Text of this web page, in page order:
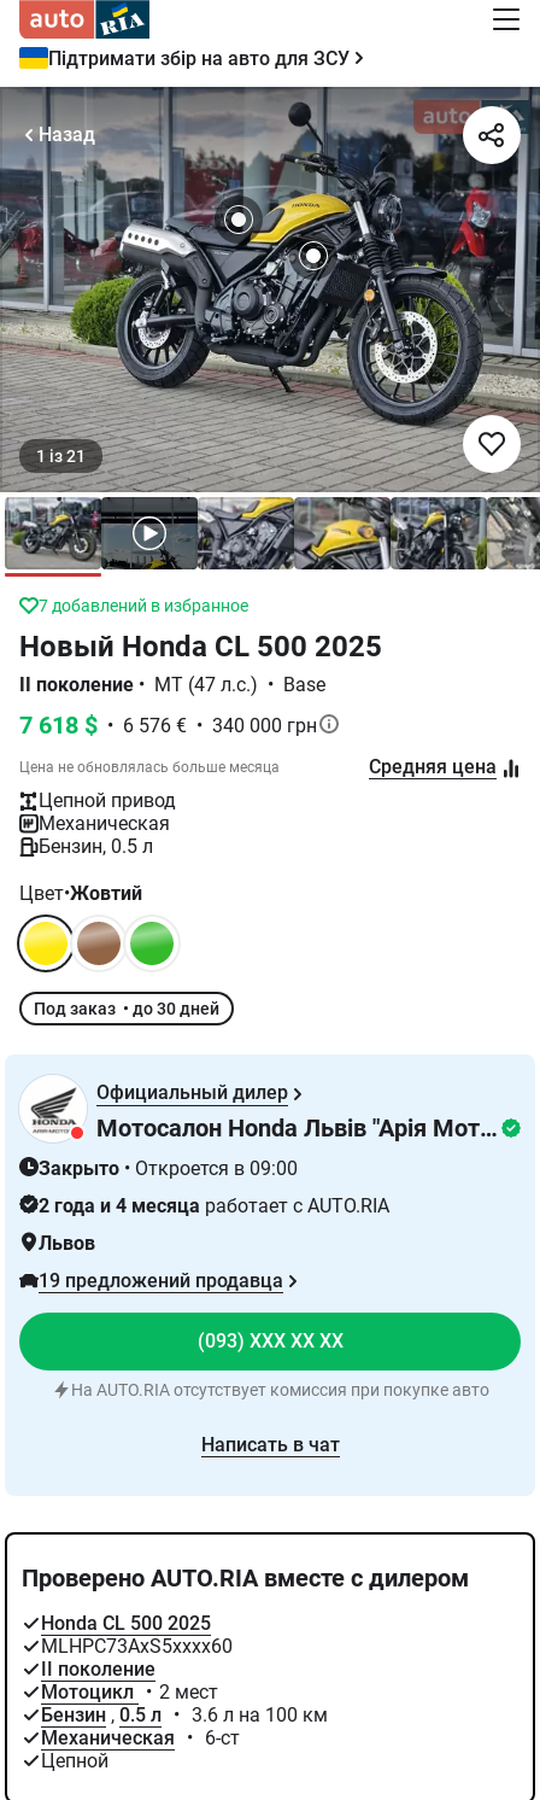
Підтримати збір на авто для ЗСУ
1 із21
Назад
4 пользователя интересуется
Новый Honda CL 500 2025
II поколение • МТ (47 л.с.) • Base
7 618 $ • 6 576 € • 340 000 грн
Цена не обновлялась больше месяца
Средняя цена
Цепной привод
Механическая
Бензин, 0.5 л
Цвет•Жовтий
Под заказ • до 30 дней
Официальный дилер
Мотосалон Honda Львів "Арія Моторс"
Закрыто • Откроется в 09:00
2 года и 4 месяца работает с AUTO.RIA
Львов
19 предложений продавца
(093) XXX XX XX
На AUTO.RIA отсутствует комиссия при покупке авто
Написать в чат
Проверено AUTO.RIA вместе с дилером
Honda CL 500 2025
MLHPC73AхS5хххх60
II поколение
Мотоцикл • 2 мест
Бензин , 0.5 л • 3.6 л на 100 км
Механическая
• 6-ст
Цепной